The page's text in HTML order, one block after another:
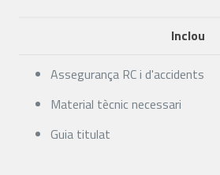
Inclou
Assegurança RC i d'accidents
Material tècnic necessari
Guia titulat